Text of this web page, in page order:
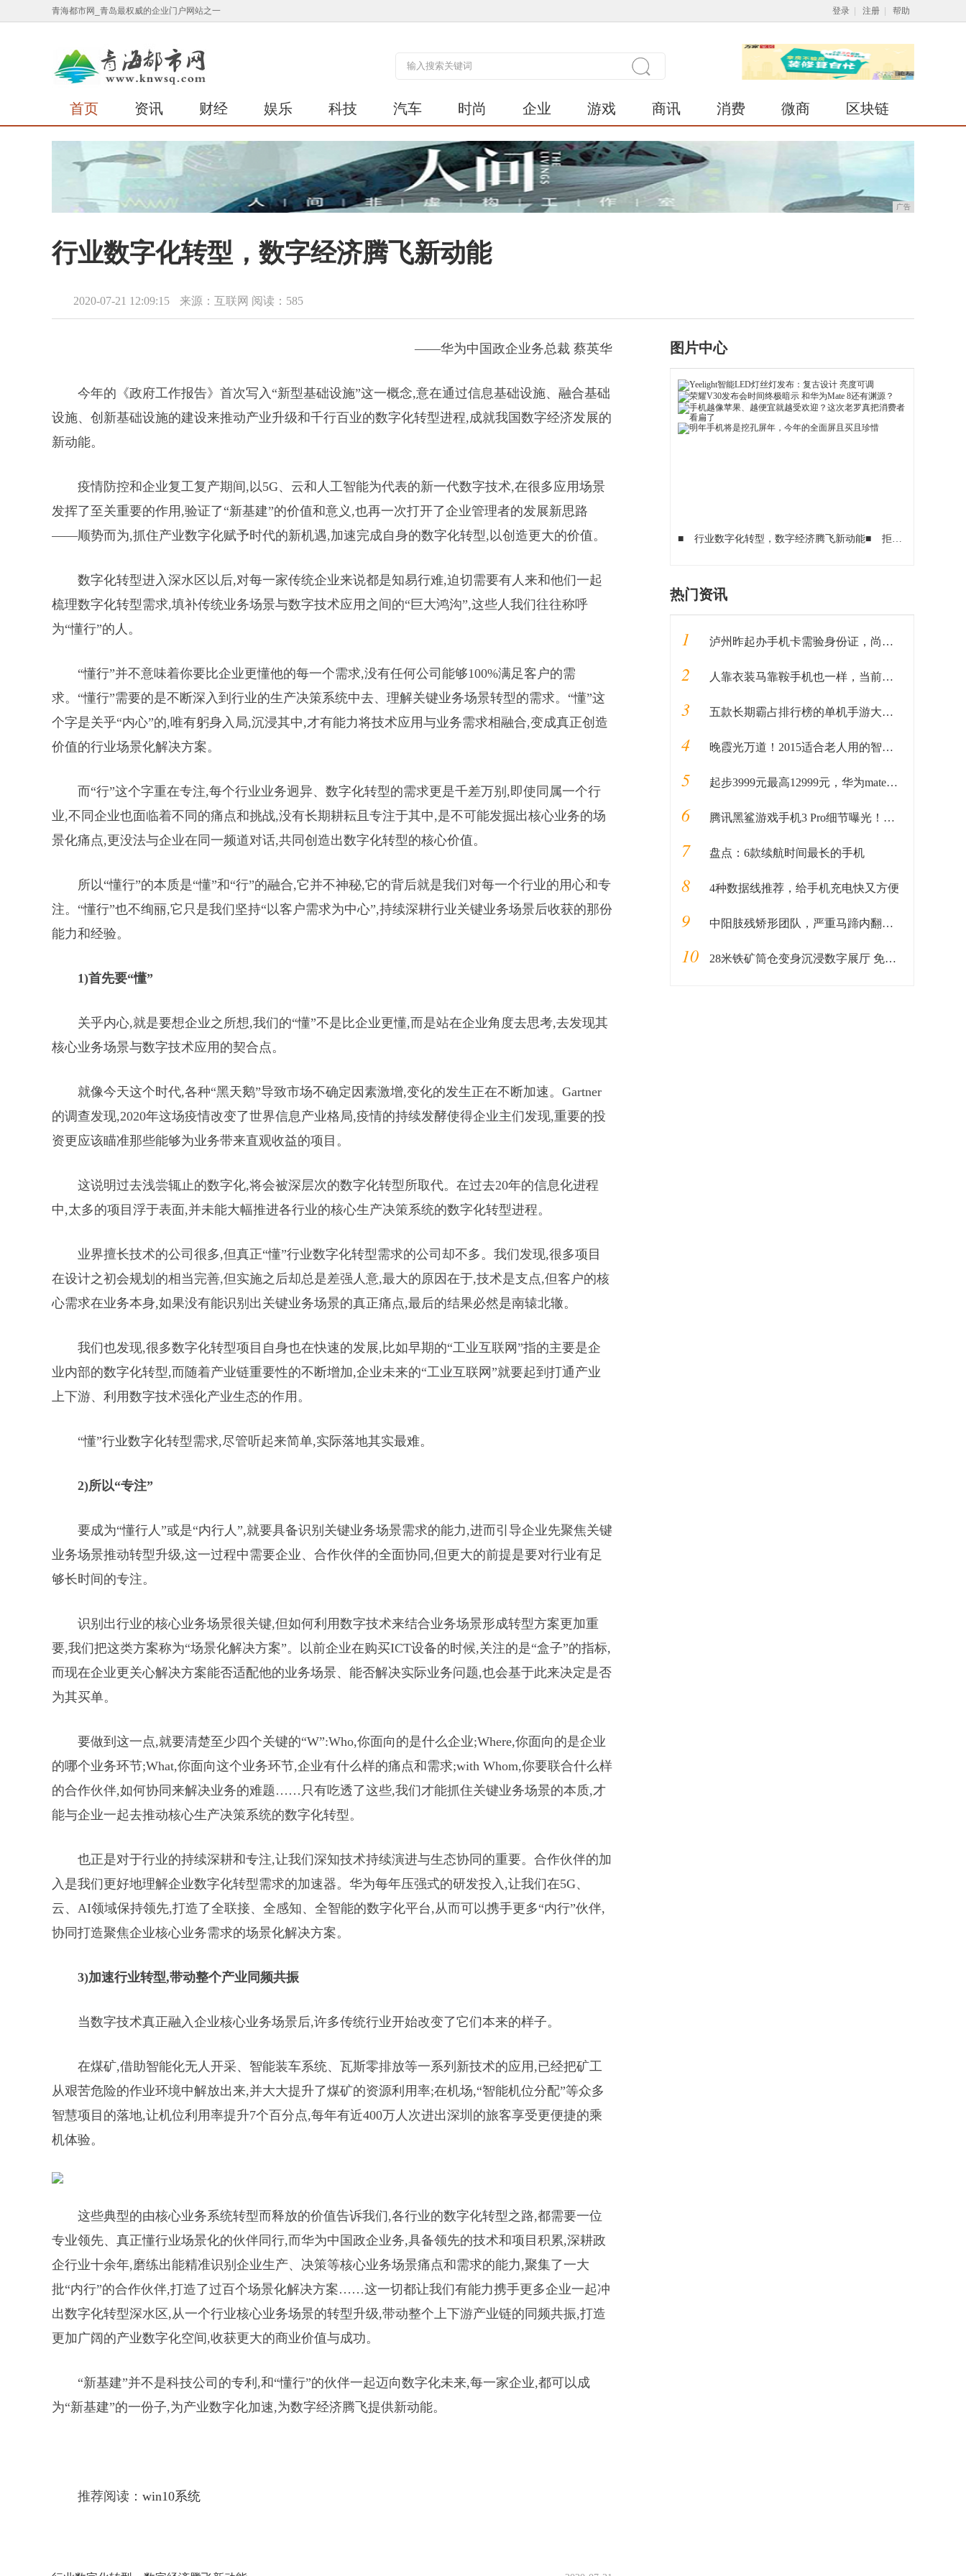
青海都市网_青岛最权威的企业门户网站之一 登录 注册 帮助
首页 资讯 财经 娱乐 科技 汽车 时尚 企业 游戏 商讯 消费 微商 区块链
广告
行业数字化转型，数字经济腾飞新动能
2020-07-21 12:09:15 来源：互联网 阅读：585
——华为中国政企业务总裁 蔡英华
今年的《政府工作报告》首次写入“新型基础设施”这一概念,意在通过信息基础设施、融合基础
设施、创新基础设施的建设来推动产业升级和千行百业的数字化转型进程,成就我国数字经济发展的
新动能。
疫情防控和企业复工复产期间,以5G、云和人工智能为代表的新一代数字技术,在很多应用场景
发挥了至关重要的作用,验证了“新基建”的价值和意义,也再一次打开了企业管理者的发展新思路
——顺势而为,抓住产业数字化赋予时代的新机遇,加速完成自身的数字化转型,以创造更大的价值。
数字化转型进入深水区以后,对每一家传统企业来说都是知易行难,迫切需要有人来和他们一起
梳理数字化转型需求,填补传统业务场景与数字技术应用之间的“巨大鸿沟”,这些人我们往往称呼
为“懂行”的人。
“懂行”并不意味着你要比企业更懂他的每一个需求,没有任何公司能够100%满足客户的需
求。“懂行”需要的是不断深入到行业的生产决策系统中去、理解关键业务场景转型的需求。“懂”这
个字是关乎“内心”的,唯有躬身入局,沉浸其中,才有能力将技术应用与业务需求相融合,变成真正创造
价值的行业场景化解决方案。
而“行”这个字重在专注,每个行业业务迥异、数字化转型的需求更是千差万别,即使同属一个行
业,不同企业也面临着不同的痛点和挑战,没有长期耕耘且专注于其中,是不可能发掘出核心业务的场
景化痛点,更没法与企业在同一频道对话,共同创造出数字化转型的核心价值。
所以“懂行”的本质是“懂”和“行”的融合,它并不神秘,它的背后就是我们对每一个行业的用心和专
注。“懂行”也不绚丽,它只是我们坚持“以客户需求为中心”,持续深耕行业关键业务场景后收获的那份
能力和经验。
1)首先要“懂”
关乎内心,就是要想企业之所想,我们的“懂”不是比企业更懂,而是站在企业角度去思考,去发现其
核心业务场景与数字技术应用的契合点。
就像今天这个时代,各种“黑天鹅”导致市场不确定因素激增,变化的发生正在不断加速。Gartner
的调查发现,2020年这场疫情改变了世界信息产业格局,疫情的持续发酵使得企业主们发现,重要的投
资更应该瞄准那些能够为业务带来直观收益的项目。
这说明过去浅尝辄止的数字化,将会被深层次的数字化转型所取代。在过去20年的信息化进程
中,太多的项目浮于表面,并未能大幅推进各行业的核心生产决策系统的数字化转型进程。
业界擅长技术的公司很多,但真正“懂”行业数字化转型需求的公司却不多。我们发现,很多项目
在设计之初会规划的相当完善,但实施之后却总是差强人意,最大的原因在于,技术是支点,但客户的核
心需求在业务本身,如果没有能识别出关键业务场景的真正痛点,最后的结果必然是南辕北辙。
我们也发现,很多数字化转型项目自身也在快速的发展,比如早期的“工业互联网”指的主要是企
业内部的数字化转型,而随着产业链重要性的不断增加,企业未来的“工业互联网”就要起到打通产业
上下游、利用数字技术强化产业生态的作用。
“懂”行业数字化转型需求,尽管听起来简单,实际落地其实最难。
2)所以“专注”
要成为“懂行人”或是“内行人”,就要具备识别关键业务场景需求的能力,进而引导企业先聚焦关键
业务场景推动转型升级,这一过程中需要企业、合作伙伴的全面协同,但更大的前提是要对行业有足
够长时间的专注。
识别出行业的核心业务场景很关键,但如何利用数字技术来结合业务场景形成转型方案更加重
要,我们把这类方案称为“场景化解决方案”。以前企业在购买ICT设备的时候,关注的是“盒子”的指标,
而现在企业更关心解决方案能否适配他的业务场景、能否解决实际业务问题,也会基于此来决定是否
为其买单。
要做到这一点,就要清楚至少四个关键的“W”:Who,你面向的是什么企业;Where,你面向的是企业
的哪个业务环节;What,你面向这个业务环节,企业有什么样的痛点和需求;with Whom,你要联合什么样
的合作伙伴,如何协同来解决业务的难题……只有吃透了这些,我们才能抓住关键业务场景的本质,才
能与企业一起去推动核心生产决策系统的数字化转型。
也正是对于行业的持续深耕和专注,让我们深知技术持续演进与生态协同的重要。合作伙伴的加
入是我们更好地理解企业数字化转型需求的加速器。华为每年压强式的研发投入,让我们在5G、
云、AI领域保持领先,打造了全联接、全感知、全智能的数字化平台,从而可以携手更多“内行”伙伴,
协同打造聚焦企业核心业务需求的场景化解决方案。
3)加速行业转型,带动整个产业同频共振
当数字技术真正融入企业核心业务场景后,许多传统行业开始改变了它们本来的样子。
在煤矿,借助智能化无人开采、智能装车系统、瓦斯零排放等一系列新技术的应用,已经把矿工
从艰苦危险的作业环境中解放出来,并大大提升了煤矿的资源利用率;在机场,“智能机位分配”等众多
智慧项目的落地,让机位利用率提升7个百分点,每年有近400万人次进出深圳的旅客享受更便捷的乘
机体验。
这些典型的由核心业务系统转型而释放的价值告诉我们,各行业的数字化转型之路,都需要一位
专业领先、真正懂行业场景化的伙伴同行,而华为中国政企业务,具备领先的技术和项目积累,深耕政
企行业十余年,磨练出能精准识别企业生产、决策等核心业务场景痛点和需求的能力,聚集了一大
批“内行”的合作伙伴,打造了过百个场景化解决方案……这一切都让我们有能力携手更多企业一起冲
出数字化转型深水区,从一个行业核心业务场景的转型升级,带动整个上下游产业链的同频共振,打造
更加广阔的产业数字化空间,收获更大的商业价值与成功。
“新基建”并不是科技公司的专利,和“懂行”的伙伴一起迈向数字化未来,每一家企业,都可以成
为“新基建”的一份子,为产业数字化加速,为数字经济腾飞提供新动能。
推荐阅读： win10系统
图片中心
■ 行业数字化转型，数字经济腾飞新动能■ 拒绝平庸的设计 让这些手机成为你独特的印记
热门资讯
1 泸州昨起办手机卡需验身份证，尚未实名认证或被停机
2 人靠衣装马靠鞍手机也一样，当前外观和配置都非常漂亮的旗舰手机
3 五款长期霸占排行榜的单机手游大作！附下载！
4 晚霞光万道！2015适合老人用的智能手机推荐
5 起步3999元最高12999元，华为mate20系列最全价格奉上
6 腾讯黑鲨游戏手机3 Pro细节曝光！黑鲨2无情砸场
7 盘点：6款续航时间最长的手机
8 4种数据线推荐，给手机充电快又方便
9 中阳肢残矫形团队，严重马蹄内翻足手术实力认证
10 28米铁矿筒仓变身沉浸数字展厅 免费体验本周五12时开抢